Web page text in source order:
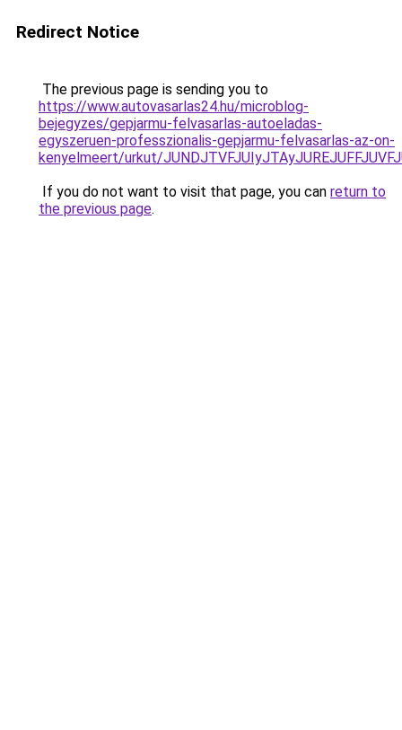
Redirect Notice
The previous page is sending you to
https://www.autovasarlas24.hu/microblog-
bejegyzes/gepjarmu-felvasarlas-autoeladas-
egyszeruen-professzionalis-gepjarmu-felvasarlas-az-on-
kenyelmeert/urkut/
If you do not want to visit that page, you can return to
the previous page.